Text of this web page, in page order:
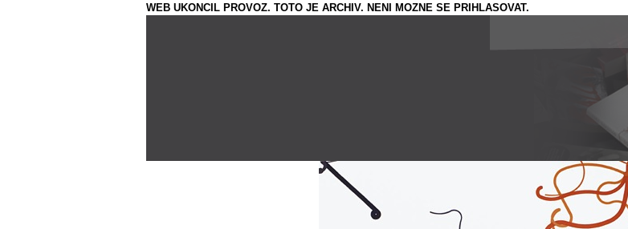
WEB UKONCIL PROVOZ. TOTO JE ARCHIV. NENI MOZNE SE PRIHLASOVAT.